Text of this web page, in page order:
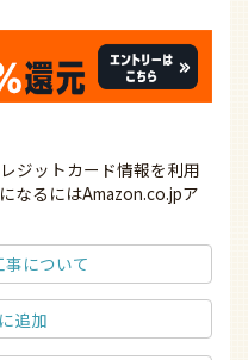
ジットカード情報を利用
なるにはAmazon.co.jpア
について
追加